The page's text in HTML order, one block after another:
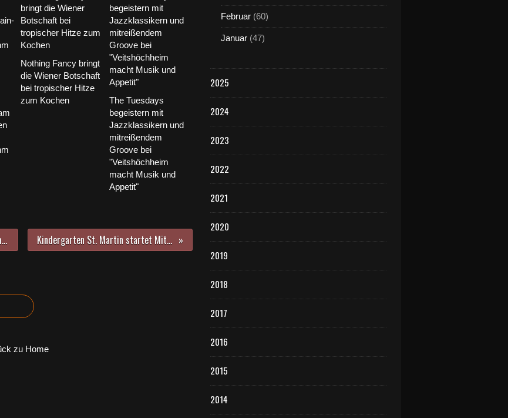
Nothing Fancy bringt
die Wiener Botschaft
bei tropischer Hitze
zum Kochen
The Tuesdays
begeistern mit
Jazzklassikern und
mitreißendem
Groove bei
"Veitshöchheim
macht Musik und
Appetit"
Tolles Schauspiel in den Veitshöchheimer Weinbergen durch brennende Wachseimer - Eine Frostschutzaktion der LWG Kindergarten St. Martin startet Mitmachaktion mit Mut- und Hoffnungssteinen für Veitshöchheimer Kinder
zu Home
Februar (60)
Januar (47)
2025
2024
2023
2022
2021
2020
2019
2018
2017
2016
2015
2014